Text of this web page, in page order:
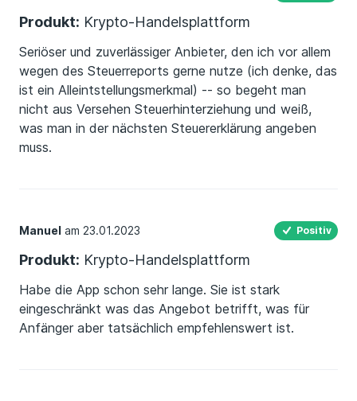
Produkt: Krypto-Handelsplattform
Seriöser und zuverlässiger Anbieter, den ich vor allem
wegen des Steuerreports gerne nutze (ich denke, das
ist ein Alleintstellungsmerkmal) -- so begeht man
nicht aus Versehen Steuerhinterziehung und weiß,
was man in der nächsten Steuererklärung angeben
muss.
Manuel am 23.01.2023 Positiv
Produkt: Krypto-Handelsplattform
Habe die App schon sehr lange. Sie ist stark
eingeschränkt was das Angebot betrifft, was für
Anfänger aber tatsächlich empfehlenswert ist.